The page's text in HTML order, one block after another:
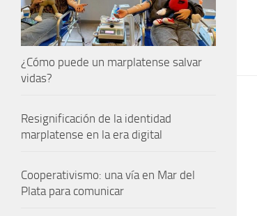
¿Cómo puede un marplatense salvar
vidas?
Resignificación de la identidad
marplatense en la era digital
Cooperativismo: una vía en Mar del
Plata para comunicar